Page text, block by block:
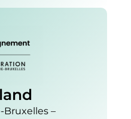
Bruxelles –